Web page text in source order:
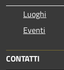
Luoghi
Eventi
CONTATTI